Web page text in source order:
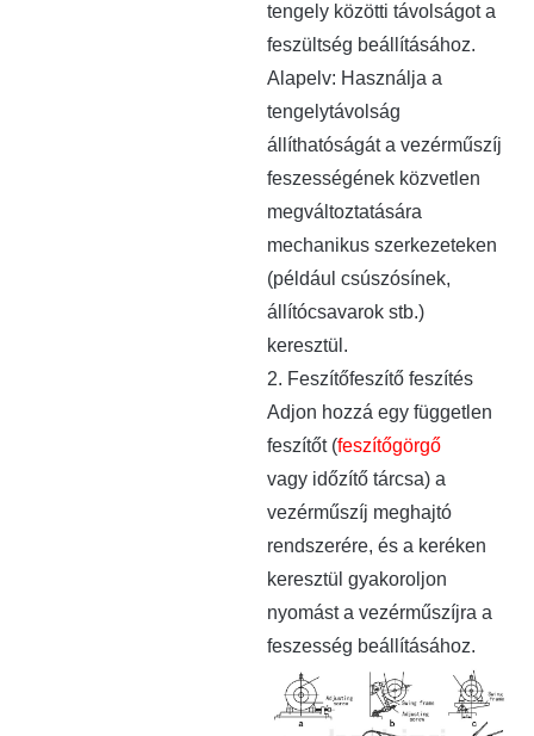
tengely közötti távolságot a
feszültség beállításához.
Alapelv: Használja a
tengelytávolság
állíthatóságát a vezérműszíj
feszességének közvetlen
megváltoztatására
mechanikus szerkezeteken
(például csúszósínek,
állítócsavarok stb.)
keresztül.
2. Feszítőfeszítő feszítés
Adjon hozzá egy független
feszítőt (feszítőgörgő
vagy időzítő tárcsa) a
vezérműszíj meghajtó
rendszerére, és a keréken
keresztül gyakoroljon
nyomást a vezérműszíjra a
feszesség beállításához.